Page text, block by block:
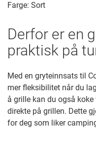
Farge: Sort
Derfor er en
praktisk på
Med en gryteinnsats til
mer fleksibilitet når du
å grille kan du også
direkte på grillen. Dette
for deg som liker